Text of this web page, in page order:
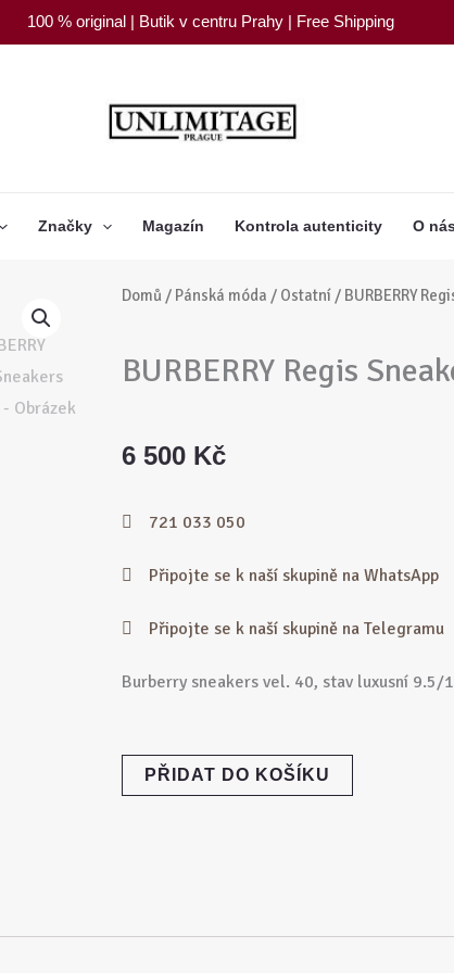
100 % original | Butik v centru Prahy | Free Shipping
Značky Magazín Kontrola autenticity O
Domů / Pánská móda / Ostatní / BURBERRY
BURBERRY Regis
6 500 Kč
721 033 050
Připojte se k naší skupině na WhatsApp
Připojte se k naší skupině na Telegramu
Burberry sneakers vel. 40, stav luxusní 9.5/
BURBERRY
RegisPŘIDAT DO KOŠÍKU